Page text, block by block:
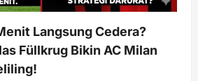
Langsung Cedera?
Füllkrug Bikin AC Milan